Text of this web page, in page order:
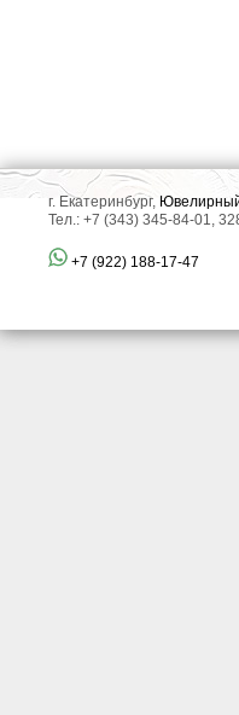
г. Екатеринбург,
Тел.: +7 (343) 345-84-01,
+7 (922) 188-17-47